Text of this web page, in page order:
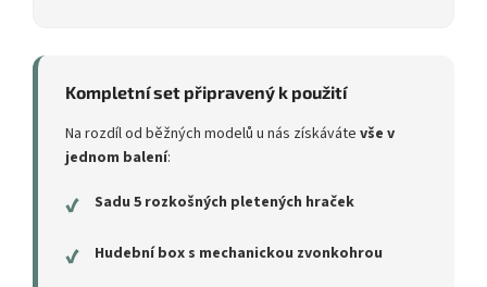
Kompletní set připravený k použití
Na rozdíl od běžných modelů u nás získáváte vše v
jednom balení:
✔ Sadu 5 rozkošných pletených hraček
✔ Hudební box s mechanickou zvonkohrou